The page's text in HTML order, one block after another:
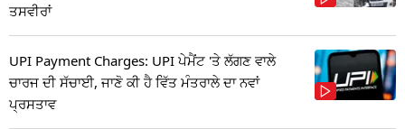
ਤਸਵੀਰਾਂ
UPI Payment Charges: UPI ਪੇਮੈਂਟ 'ਤੇ ਲੱਗਣ ਵਾਲੇ
ਚਾਰਜ ਦੀ ਸੱਚਾਈ, ਜਾਣੋ ਕੀ ਹੈ ਵਿੱਤ ਮੰਤਰਾਲੇ ਦਾ ਨਵਾਂ
ਪ੍ਰਸਤਾਵ